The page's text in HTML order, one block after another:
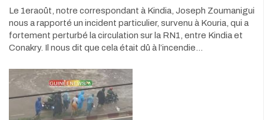
Le 1eraoût, notre correspondant à Kindia, Joseph Zoumanigui
nous a rapporté un incident particulier, survenu à Kouria, qui a
fortement perturbé la circulation sur la RN1, entre Kindia et
Conakry. Il nous dit que cela était dû à l’incendie…